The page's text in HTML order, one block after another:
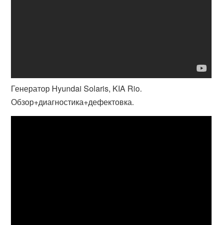
Генератор Hyundai Solaris, KIA Rio.
Обзор+диагностика+дефектовка.